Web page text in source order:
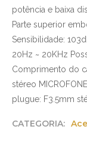
potência e baixa
Parte superior
Sensibilidade:
20Hz ~ 20KHz
Comprimento do
stéreo
plugue: F3.5mm
CATEGORIA: